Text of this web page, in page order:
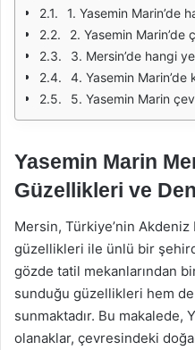
1. Yasemin Marin’de
2. Yasemin Marin’de
3. Mersin’de hangi
4. Yasemin Marin’de
5. Yasemin Marin
Yasemin Marin
Güzellikleri ve
Mersin, Türkiye’nin
güzellikleri ile ünlü bir
gözde tatil mekanlarından
sunduğu güzellikleri hem
sunmaktadır. Bu makalede,
olanaklar, çevresindeki